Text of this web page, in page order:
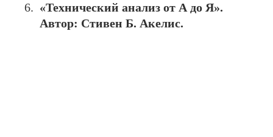
«Технический анализ от А до Я».
Автор: Стивен Б. Акелис.